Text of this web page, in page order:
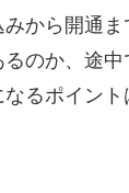
から開通
のか、途
るポイン